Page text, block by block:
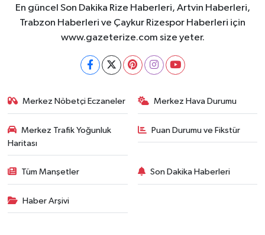
En güncel Son Dakika Rize Haberleri, Artvin Haberleri,
Trabzon Haberleri ve Çaykur Rizespor Haberleri için
www.gazeterize.com size yeter.
Merkez Nöbetçi Eczaneler Merkez Hava Durumu
Merkez Trafik Yoğunluk
Haritası
Puan Durumu ve Fikstür
Tüm Manşetler Son Dakika Haberleri
Haber Arşivi